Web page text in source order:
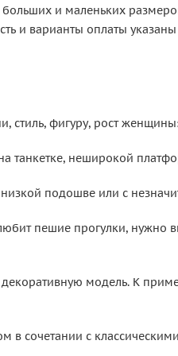
и маленьких
и варианты оплаты указаны
стиль, фигуру, рост
танкетке, неширокой
подошве или с
пешие прогулки, нужно
декоративную модель. К
в сочетании с